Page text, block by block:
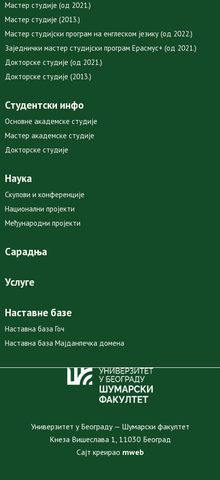
Мастер студије (од 2021.)
Мастер студије (2013.)
Мастер студијски програм на енглеском језику (од 2022.)
Заједнички мастер студијски програм Ерасмус+ (од 2021.)
Докторске студије (од 2021.)
Докторске студије (2013.)
Студентски инфо
Основне академске студије
Мастер академске студије
Докторске студије
Наука
Скупови и конференције
Национални пројекти
Међународни пројекти
Сарадња
Услуге
Наставне базе
Наставна база Гоч
Наставна база Мајданпечка домена
Универзитет у Београду — Шумарски факултет
Кнеза Вишеслава 1, 11030 Београд
Сајт креирао mweb